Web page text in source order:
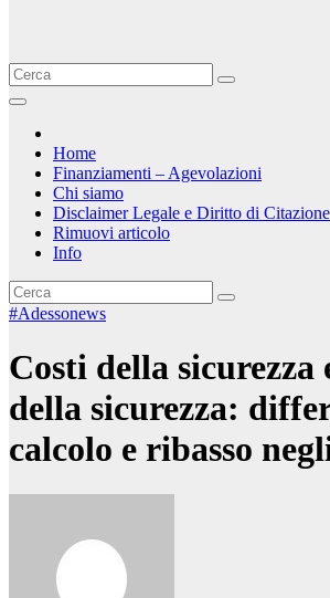
Home
Finanziamenti – Agevolazioni
Chi siamo
Disclaimer Legale e Diritto di Citazione
Rimuovi articolo
Info
#Adessonews
Costi della sicurezza
della sicurezza:
calcolo e ribasso